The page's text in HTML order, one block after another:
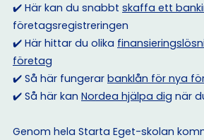
✔️ Här kan du snabbt skaffa ett
företagsregistreringen
✔️ Här hittar du olika
företag
✔️ Så här fungerar banklån för nya
✔️ Så här kan Nordea hjälpa dig när
Genom hela Starta Eget-skolan